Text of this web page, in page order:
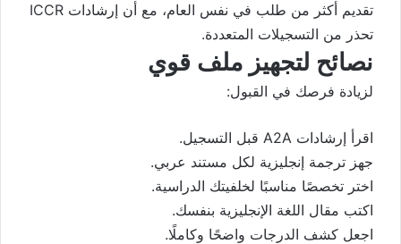
تقديم أكثر من طلب في نفس العام، مع أن إرشادات ICCR
تحذر من التسجيلات المتعددة.
نصائح لتجهيز ملف قوي
لزيادة فرصك في القبول:
اقرأ إرشادات A2A قبل التسجيل.
جهز ترجمة إنجليزية لكل مستند عربي.
اختر تخصصًا مناسبًا لخلفيتك الدراسية.
اكتب مقال اللغة الإنجليزية بنفسك.
اجعل كشف الدرجات واضحًا وكاملًا.